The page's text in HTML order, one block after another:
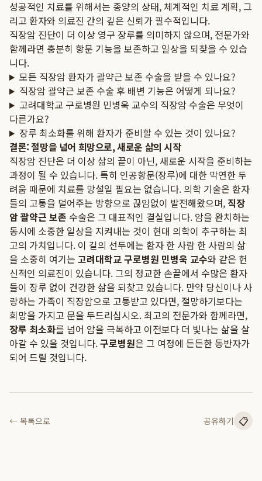
성공적인 치료를 위해서는 종양의 상태, 체계적인 치료 계획, 그
리고 환자와 의료진 간의 깊은 신뢰가 필수적입니다.
직장암 진단이 더 이상 영구 장루를 의미하지 않으며, 전문가와
함께라면 충분히 항문 기능을 보존하고 일상을 되찾을 수 있습
니다.
모든 직장암 환자가 괄약근 보존 수술을 받을 수 있나요?
직장암 괄약근 보존 수술 후 배변 기능은 어떻게 되나요?
고려대학교 구로병원 민병욱 교수의 직장암 수술은 무엇이
다른가요?
장루 최소화를 위해 환자가 준비할 수 있는 것이 있나요?
결론: 절망을 넘어 희망으로, 새로운 삶의 시작
직장암 진단은 더 이상 삶의 끝이 아닌, 새로운 시작을 준비하는
과정이 될 수 있습니다. 특히 인공항문(장루)에 대한 막연한 두
려움 때문에 치료를 망설일 필요는 없습니다. 의학 기술은 환자
들의 고통을 덜어주는 방향으로 끊임없이 발전해왔으며, 직장
암 괄약근 보존 수술은 그 대표적인 결실입니다. 암을 완치하는
동시에 소중한 일상을 지켜내는 것이 현대 의학이 추구하는 최
고의 가치입니다. 이 길의 선두에는 환자 한 사람 한 사람의 삶
을 소중히 여기는 고려대학교 구로병원 민병욱 교수와 같은 헌
신적인 의료진이 있습니다. 그의 정교한 손끝에서 수많은 환자
들이 장루 없이 건강한 삶을 되찾고 있습니다. 만약 당신이나 사
랑하는 가족이 직장암으로 고통받고 있다면, 절망하기보다는
희망을 가지고 문을 두드리십시오. 최고의 전문가와 함께라면,
장루 최소화를 넘어 암을 극복하고 이전보다 더 빛나는 삶을 살
아갈 수 있을 것입니다.구로병원은 그 여정에 든든한 동반자가
되어 드릴 것입니다.
← 목록으로 공유하기 📋